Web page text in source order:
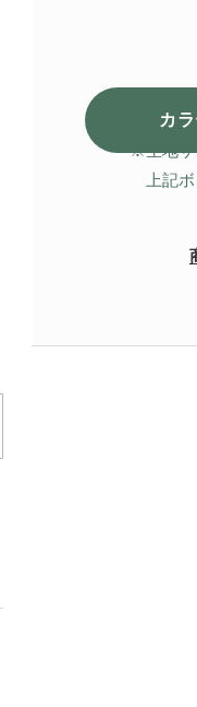
カ
※生地サ
上記ボ